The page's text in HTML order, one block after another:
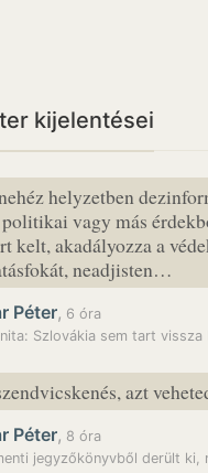
kijelentései
helyzetben
politikai vagy más
kelt, akadályozza a
neadjisten…
Péter, 6 óra
Szlovákia sem tart
azt
Péter, 8 óra
jegyzőkönyvből derült